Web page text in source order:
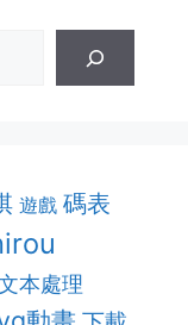
遊戲 碼表
本處理